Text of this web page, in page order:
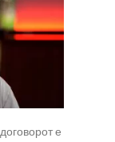
е